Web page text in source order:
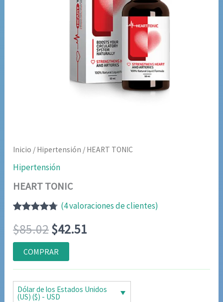
Inicio / Hipertensión / HEART TONIC
Hipertensión
HEART TONIC
con4.67de
5 en base
a
valoraciones
de
clientes
(4valoraciones de clientes)
$85.02El
precio
original
era:
$42.51
actual
es:
COMPRAR
Dólar de los Estados Unidos
(US) ($) - USD